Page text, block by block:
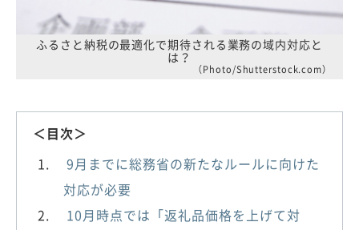
ふるさと納税の最適化で期待される業務の域内対応と
は？
（Photo/Shutterstock.com）
＜目次＞
9月までに総務省の新たなルールに向けた
対応が必要
10月時点では「返礼品価格を上げて対